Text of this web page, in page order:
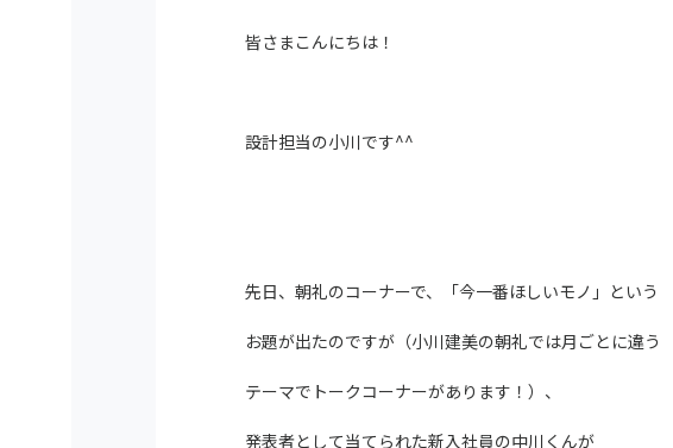
皆さまこんにちは！
設計担当の小川です^^
先日、朝礼のコーナーで、「今一番ほしいモノ」という
お題が出たのですが（小川建美の朝礼では月ごとに違う
テーマでトークコーナーがあります！）、
発表者として当てられた新入社員の中川くんが